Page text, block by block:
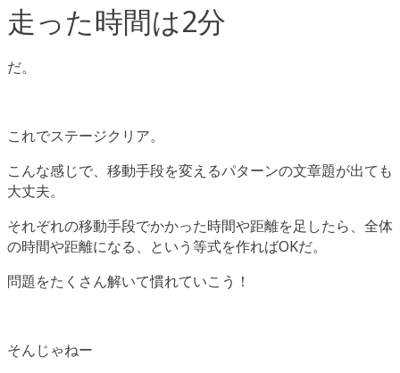
走った時間は2分
だ。
これでステージクリア。
こんな感じで、移動手段を変えるパターンの文章題が出ても
大丈夫。
それぞれの移動手段でかかった時間や距離を足したら、全体
の時間や距離になる、という等式を作ればOKだ。
問題をたくさん解いて慣れていこう！
そんじゃねー